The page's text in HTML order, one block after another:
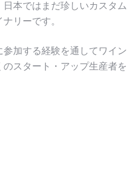
本ではまだ珍しいカスタム
リーです。
加する経験を通してワイン
スタート・アップ生産者を